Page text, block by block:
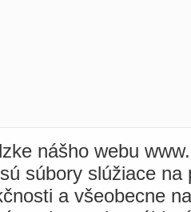
nášho webu
súbory slúžiace
a všeobecne